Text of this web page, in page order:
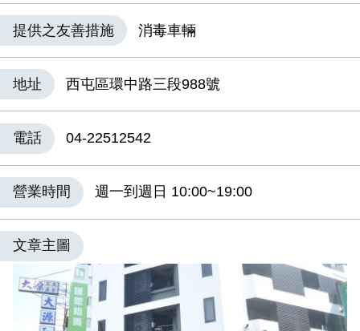
提供之友善措施 消毒車輛
地址 西屯區環中路三段988號
電話 04-22512542
營業時間 週一到週日 10:00~19:00
文章主圖